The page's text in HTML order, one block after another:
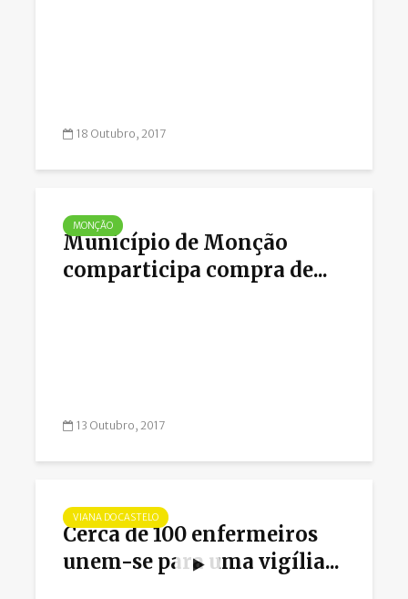
18 Outubro, 2017
MONÇÃO
Município de Monção
comparticipa compra de...
13 Outubro, 2017
VIANA DO CASTELO
Cerca de 100 enfermeiros
unem-se para uma vigília...